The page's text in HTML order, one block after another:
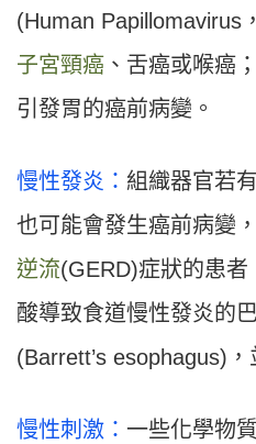
(Human Papillomavirus
子宮頸癌 、舌癌或喉癌
引發胃的癌前病變。
慢性發炎： 組織器官若
也可能會發生癌前病變
逆流(GERD)症狀的患
酸導致食道慢性發炎的
(Barrett’s esophagus)
慢性刺激： 一些化學物